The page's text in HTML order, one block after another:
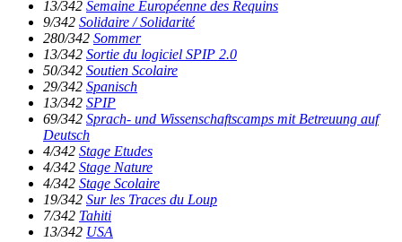
13/342 Semaine Européenne des Requins
9/342 Solidaire / Solidarité
280/342 Sommer
13/342 Sortie du logiciel SPIP 2.0
50/342 Soutien Scolaire
29/342 Spanisch
13/342 SPIP
69/342 Sprach- und Wissenschaftscamps mit Betreuung auf
Deutsch
4/342 Stage Etudes
4/342 Stage Nature
4/342 Stage Scolaire
19/342 Sur les Traces du Loup
7/342 Tahiti
13/342 USA